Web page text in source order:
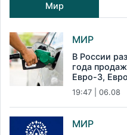
Мир
МИР
В России
года
Евро-3,
19:47 | 06.08
МИР